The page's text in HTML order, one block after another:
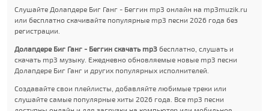
Слушайте Долапдере Биг Ганг - Беггин mp3 онлайн на mp3muzik.ru
или бесплатно скачивайте популярные mp3 песни 2026 года без
регистрации.
Долапдере Биг Ганг - Беггин скачать mp3 бесплатно, слушать и
скачать mp3 музыку. Ежедневно обновляемые новые mp3 песни
Долапдере Биг Ганг и других популярных исполнителей.
Создавайте свои плейлисты, добавляйте любимые треки или
слушайте самые популярные хиты 2026 года. Все mp3 песни